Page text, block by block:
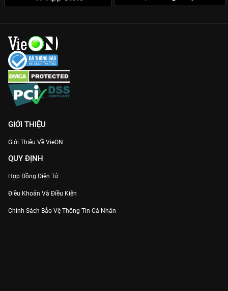
GIỚI THIỆU
Giới Thiệu Về VieON
QUY ĐỊNH
Hợp Đồng Điện Tử
Điều Khoản Và Điều Kiện
Chính Sách Bảo Vệ Thông Tin Cá Nhân